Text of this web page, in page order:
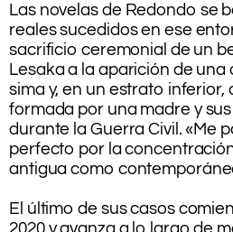
Las novelas de Redondo se
reales sucedidos en ese
sacrificio ceremonial de un
Lesaka a la aparición de
sima y, en un estrato inferior,
formada por una madre y
durante la Guerra Civil. «Me
perfecto por la
antigua como
El último de sus casos